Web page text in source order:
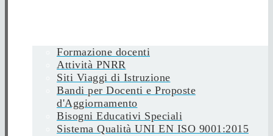
Formazione docenti
Attività PNRR
Siti Viaggi di Istruzione
Bandi per Docenti e Proposte
d'Aggiornamento
Bisogni Educativi Speciali
Sistema Qualità UNI EN ISO 9001:2015